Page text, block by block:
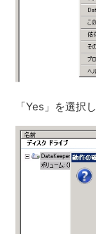
「Yes」を選択